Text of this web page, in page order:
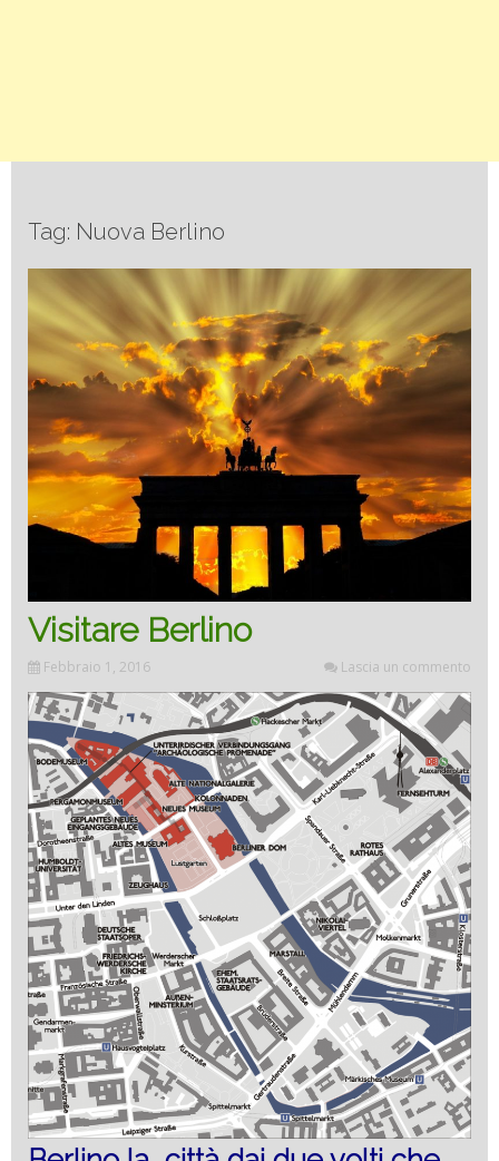
Tag: Nuova Berlino
Visitare Berlino
Febbraio 1, 2016 Lascia un commento